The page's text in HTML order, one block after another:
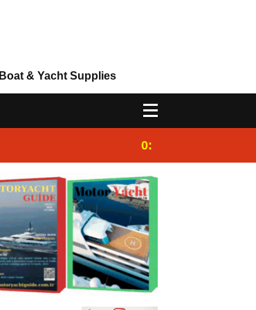
Boat & Yacht Supplies
0:25